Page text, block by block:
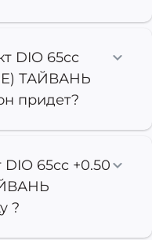
DIO 65cc
E) ТАЙВАНЬ
придет?
65cc +0.50
?